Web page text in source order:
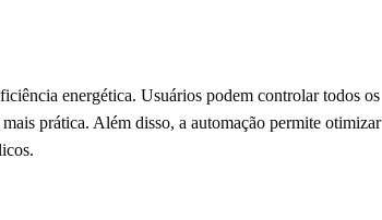
energética. Usuários podem controlar todos os
prática. Além disso, a automação permite otimizar